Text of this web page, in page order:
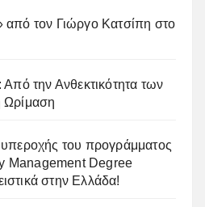
από τον Γιώργο Κατσίπη στο
την Ανθεκτικότητα των
Ωρίμαση
του προγράμματος
Management Degree
στην Ελλάδα!